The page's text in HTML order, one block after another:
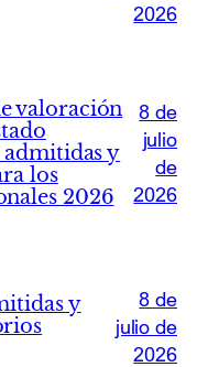
2026
valoración
y
los
2026
8 de
julio
de
2026
y
8 de
julio de
2026